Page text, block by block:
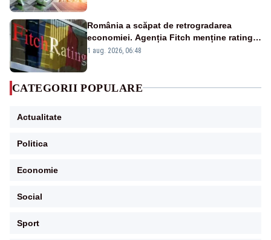
România a scăpat de retrogradarea
economiei. Agenția Fitch menține ratingul
„BBB-” cu perspectivă negativă
1 aug. 2026, 06:48
CATEGORII POPULARE
Actualitate
Politica
Economie
Social
Sport